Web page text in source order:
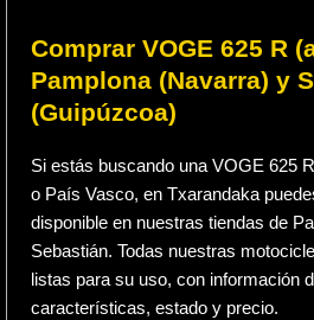
Comprar VOGE 625 R
Pamplona (Navarra) y
(Guipúzcoa)
Si estás buscando una VOGE 625
o País Vasco, en Txarandaka
disponible en nuestras tiendas de
Sebastián. Todas nuestras
listas para su uso, con información
características, estado y precio.